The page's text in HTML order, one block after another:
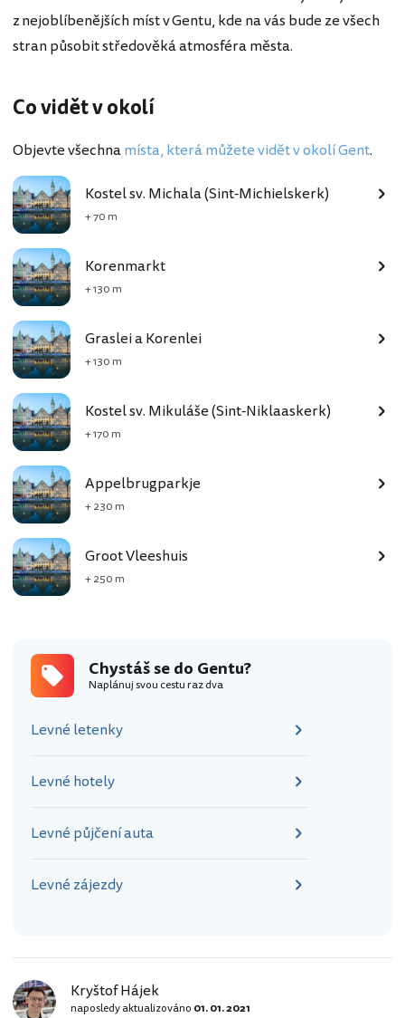
z nejoblíbenějších míst v Gentu, kde na vás bude ze všech
stran působit středověká atmosféra města.
Co vidět v okolí
Objevte všechnamísta, která můžete vidět v okolí Gent.
Kostel sv. Michala (Sint-Michielskerk)
+ 70 m
Korenmarkt
+ 130 m
Graslei a Korenlei
+ 130 m
Kostel sv. Mikuláše (Sint-Niklaaskerk)
+ 170 m
Appelbrugparkje
+ 230 m
Groot Vleeshuis
+ 250 m
Chystáš se do Gentu?
Naplánuj svou cestu raz dva
Levné letenky
Levné hotely
Levné půjčení auta
Levné zájezdy
Kryštof Hájek
naposledy aktualizováno 01. 01. 2021